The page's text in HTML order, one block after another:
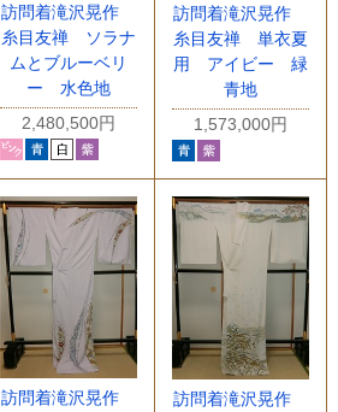
訪問着滝沢晃作
糸目友禅 ソラナ
ムとブルーベリ
ー 水色地
2,480,500円
訪問着滝沢晃作
糸目友禅 単衣夏
用 アイビー 緑
青地
1,573,000円
訪問着滝沢晃作
訪問着滝沢晃作